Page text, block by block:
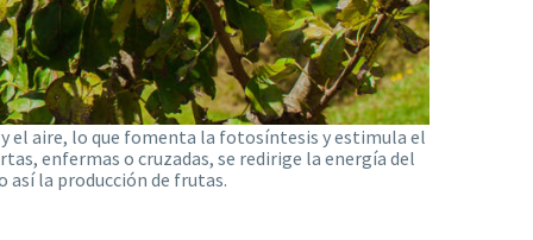
el aire, lo que fomenta la fotosíntesis y estimula el
enfermas o cruzadas, se redirige la energía del
así la producción de frutas.